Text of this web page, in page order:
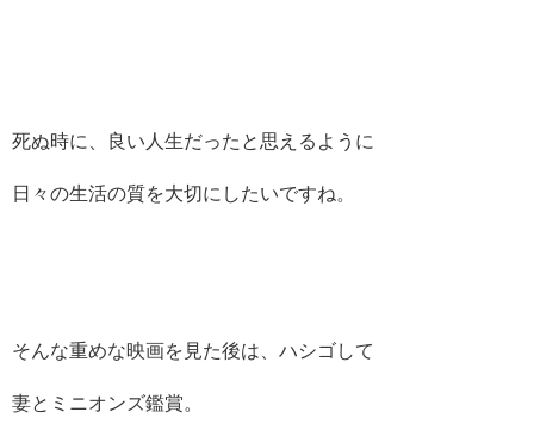
死ぬ時に、良い人生だったと思えるように
日々の生活の質を大切にしたいですね。
そんな重めな映画を見た後は、ハシゴして
妻とミニオンズ鑑賞。